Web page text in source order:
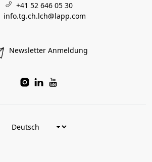
+41 52 646 05 30
info.tg.ch.lch@lapp.com
Newsletter Anmeldung